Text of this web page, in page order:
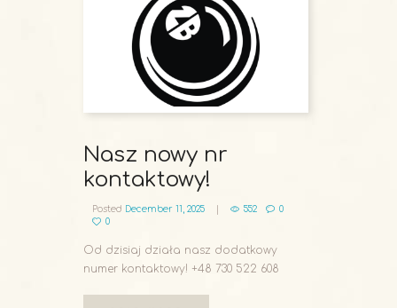
Nasz nowy nr
kontaktowy!
Posted December 11, 2025 552
0
0
Od dzisiaj działa nasz dodatkowy
numer kontaktowy! +48 730 522 608